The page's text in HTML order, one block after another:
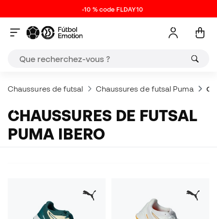
-10 % code FLDAY10
Chaussures de futsal Chaussures de futsal Puma
CHAUSSURES DE FUTSAL
PUMA IBERO